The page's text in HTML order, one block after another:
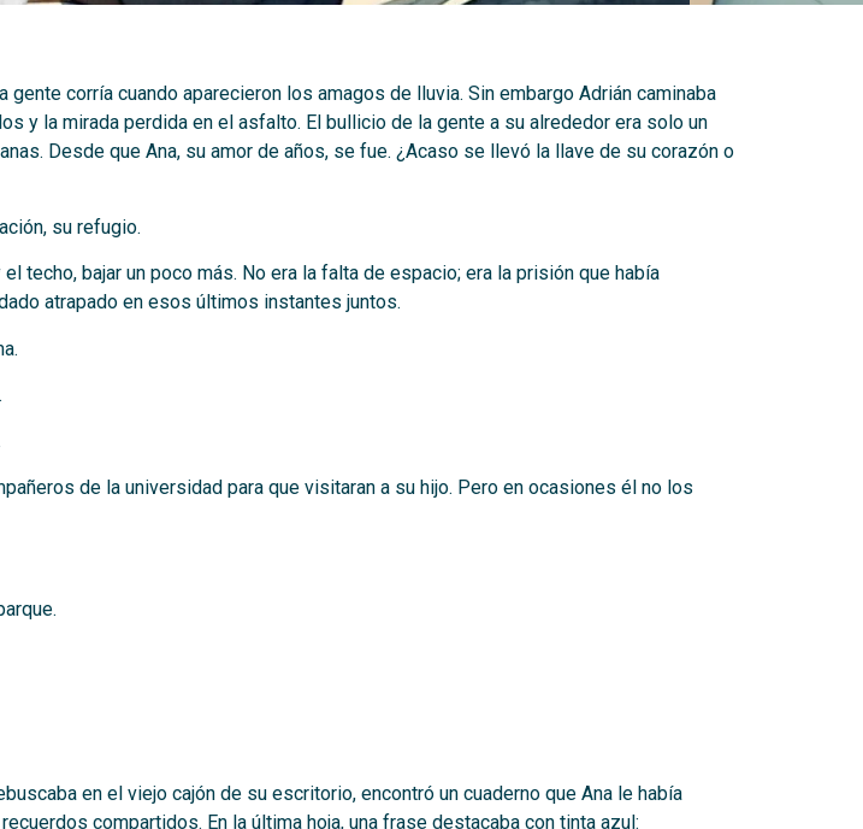
corría cuando aparecieron los amagos de lluvia. Sin embargo Adrián caminaba
y la mirada perdida en el asfalto. El bullicio de la gente a su alrededor era solo un
Desde que Ana, su amor de años, se fue. ¿Acaso se llevó la llave de su corazón o
su refugio.
techo, bajar un poco más. No era la falta de espacio; era la prisión que había
atrapado en esos últimos instantes juntos.
de la universidad para que visitaran a su hijo. Pero en ocasiones él no los
en el viejo cajón de su escritorio, encontró un cuaderno que Ana le había
compartidos. En la última hoja, una frase destacaba con tinta azul: